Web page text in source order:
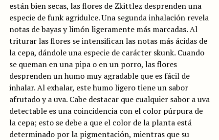
están bien secas, las flores de Zkittlez desprenden una
especie de funk agridulce. Una segunda inhalación revela
notas de bayas y limón ligeramente más marcadas. Al
triturar las flores se intensifican las notas más ácidas de
la cepa, dándole una especie de carácter skunk. Cuando
se queman en una pipa o en un porro, las flores
desprenden un humo muy agradable que es fácil de
inhalar. Al exhalar, este humo ligero tiene un sabor
afrutado y a uva. Cabe destacar que cualquier sabor a uva
detectable es una coincidencia con el color púrpura de
la cepa; esto se debe a que el color de la planta está
determinado por la pigmentación, mientras que su